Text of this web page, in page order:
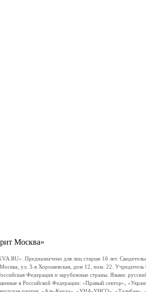
Москва»
Предназначено для лиц старше 16 лет.
ул. 3-я Хорошевская, дом 12, пом. 22.
Федерация и зарубежные страны. Языки:
в Российской Федерации: «Правый сектор»,